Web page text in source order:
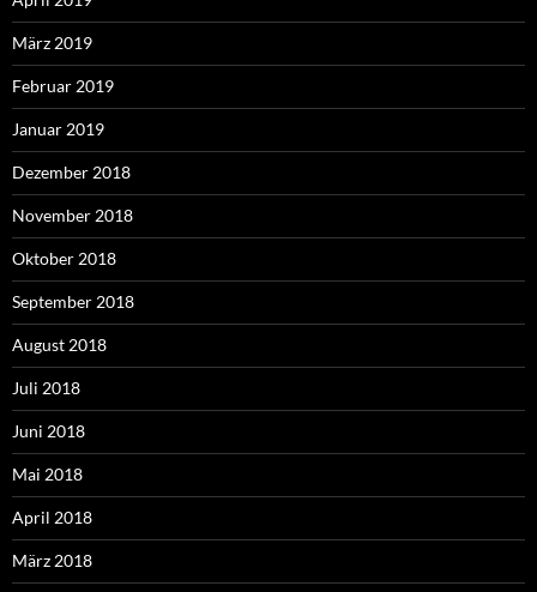
März 2019
Februar 2019
Januar 2019
Dezember 2018
November 2018
Oktober 2018
September 2018
August 2018
Juli 2018
Juni 2018
Mai 2018
April 2018
März 2018